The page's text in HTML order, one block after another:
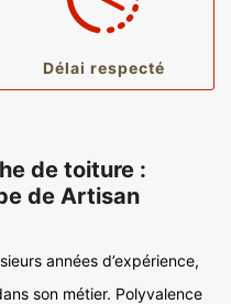
Délai respecté
de toiture :
de Artisan
années d’expérience,
son métier. Polyvalence